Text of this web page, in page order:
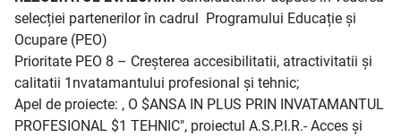
selecției partenerilor în cadrul Programului Educație și
Ocupare (PEO)
Prioritate PEO 8 – Creșterea accesibilitatii, atractivitatii și
calitatii 1nvatamantului profesional și tehnic;
Apel de proiecte: , O $ANSA IN PLUS PRIN INVATAMANTUL
PROFESIONAL $1 TEHNIC", proiectul A.S.P.I.R.- Acces și